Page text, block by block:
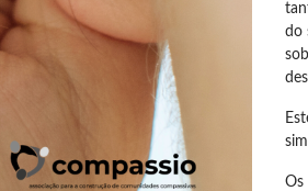
do
Os